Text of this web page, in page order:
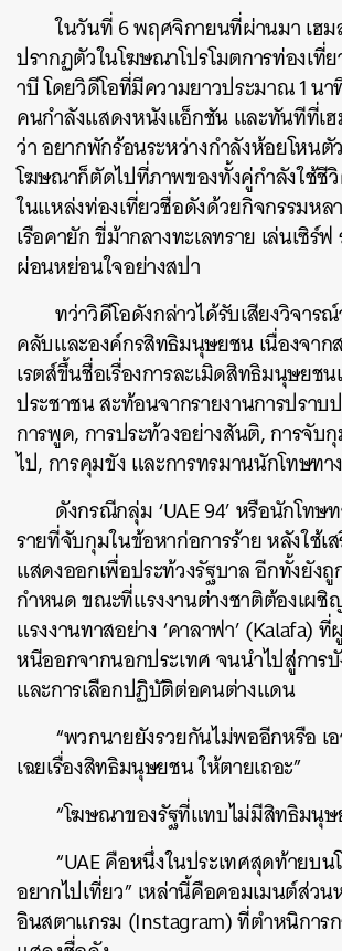
ในวันที่ 6 พฤศจิกายนที่ผ่านมา เฮม
ปรากฏตัวในโฆษณาโปรโมตการท่องเที่
าบี​ โดยวิดีโอที่มีความยาวประมาณ 1 นา
คนกำลังแสดงหนังแอ็กชัน และทันทีที่เฮ
ว่า อยากพักร้อนระหว่างกำลังห้อยโหนตั
โฆษณาก็ตัดไปที่ภาพของทั้งคู่กำลังใช้ชี
ในแหล่งท่องเที่ยวชื่อดังด้วยกิจกรรมหล
เรือคายัก ขี่ม้ากลางทะเลทราย เล่นเซิร์
ผ่อนหย่อนใจอย่างสปา
ทว่าวิดีโอดังกล่าวได้รับเสียงวิจาร
คลับและองค์กรสิทธิมนุษยชน เนื่องจาก
เรตส์ขึ้นชื่อเรื่องการละเมิดสิทธิมนุษยช
ประชาชน สะท้อนจากรายงานการปราบ
การพูด, การประท้วงอย่างสันติ, การจับ
ไป, การคุมขัง และการทรมานนักโทษทา
ดังกรณีกลุ่ม ‘UAE 94’ หรือนักโทษ
รายที่จับกุมในข้อหาก่อการร้าย หลังใช้เ
แสดงออกเพื่อประท้วงรัฐบาล อีกทั้งยังถู
กำหนด ขณะที่แรงงานต่างชาติต้องเผชิ
แรงงานทาสอย่าง ‘คาลาฟา’ (Kalafa)
หนีออกจากนอกประเทศ จนนำไปสู่การ
และการเลือกปฏิบัติต่อคนต่างแดน
“พวกนายยังรวยกันไม่พออีกหรือ เ
เฉยเรื่องสิทธิมนุษยชน ให้ตายเถอะ”
“โฆษณาของรัฐที่แทบไม่มีสิทธิมนุษ
“UAE คือหนึ่งในประเทศสุดท้ายบ
อยากไปเที่ยว” เหล่านี้คือคอมเมนต์ส่ว
อินสตาแกรม (Instagram) ที่ตำหนิการ